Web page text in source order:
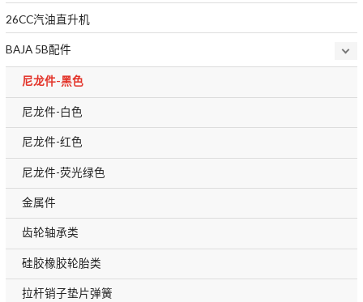
26CC汽油直升机
BAJA 5B配件
尼龙件-黑色
尼龙件-白色
尼龙件-红色
尼龙件-荧光绿色
金属件
齿轮轴承类
硅胶橡胶轮胎类
拉杆销子垫片弹簧